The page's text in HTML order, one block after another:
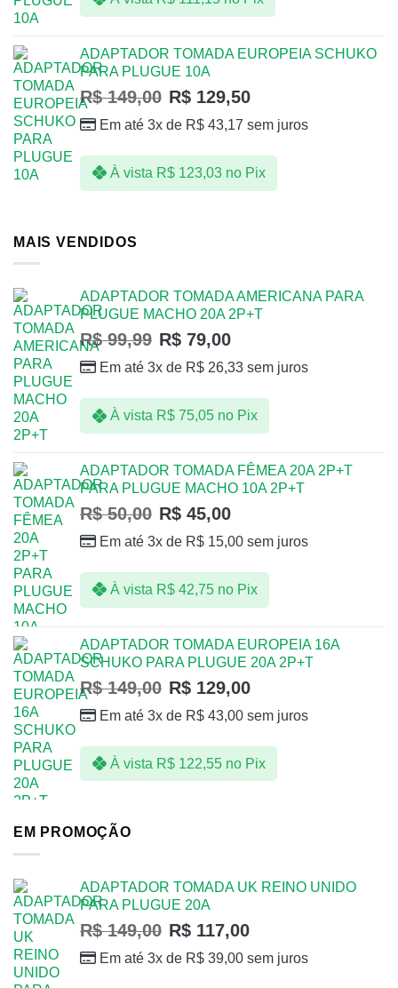
ADAPTADOR TOMADA EUROPEIA SCHUKO
PARA PLUGUE 10A
R$149,00 R$ 129,50
Em até 3x de R$ 43,17 sem juros
À vista R$123,03 no Pix
MAIS VENDIDOS
ADAPTADOR TOMADA AMERICANA PARA
PLUGUE MACHO 20A 2P+T
R$99,99 R$ 79,00
Em até 3x de R$ 26,33 sem juros
À vista R$75,05 no Pix
ADAPTADOR TOMADA FÊMEA 20A 2P+T
PARA PLUGUE MACHO 10A 2P+T
R$50,00 R$ 45,00
Em até 3x de R$ 15,00 sem juros
À vista R$42,75 no Pix
ADAPTADOR TOMADA EUROPEIA 16A
SCHUKO PARA PLUGUE 20A 2P+T
R$149,00 R$ 129,00
Em até 3x de R$ 43,00 sem juros
À vista R$122,55 no Pix
EM PROMOÇÃO
ADAPTADOR TOMADA UK REINO UNIDO
PARA PLUGUE 20A
R$149,00 R$ 117,00
Em até 3x de R$ 39,00 sem juros